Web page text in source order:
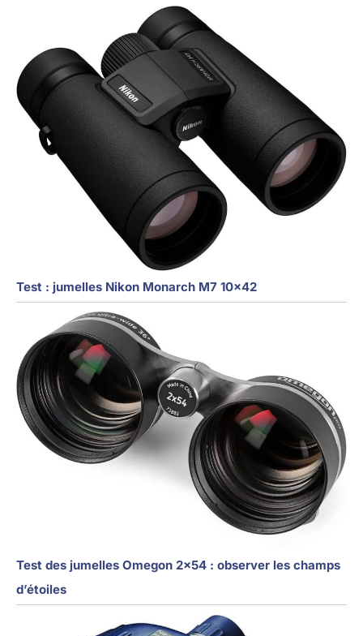
Test : jumelles Nikon Monarch M7 10×42
Test des jumelles Omegon 2×54 : observer les champs
d’étoiles